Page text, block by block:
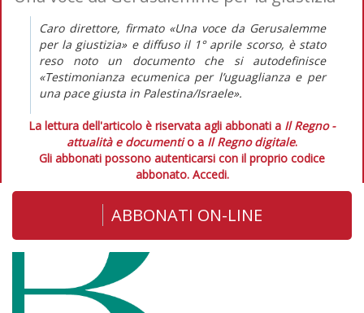
Caro direttore, firmato «Una voce da Gerusalemme
per la giustizia» e diffuso il 1° aprile scorso, è stato
reso noto un documento che si autodefinisce
«Testimonianza ecumenica per l’uguaglianza e per
una pace giusta in Palestina/Israele».
La lettura dell'articolo è riservata agli abbonati a Il Regno -
attualità e documentio a Il Regno digitale.
Gli abbonati possono autenticarsi con il proprio codice
abbonato. Accedi.
ABBONATI ON-LINE